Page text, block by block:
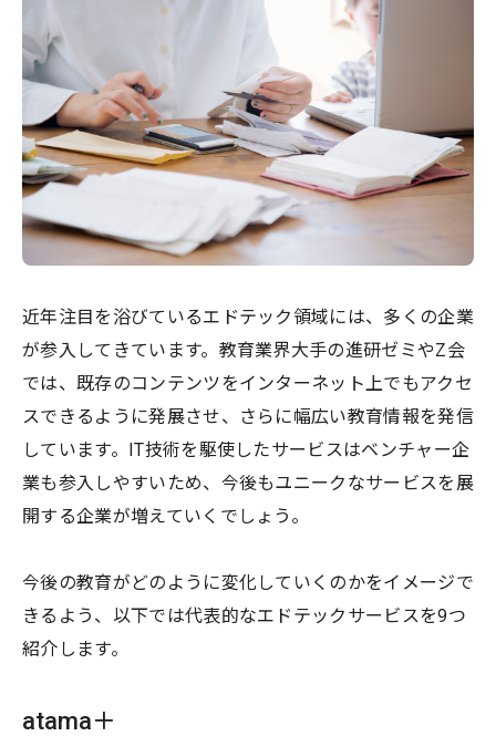
近年注目を浴びているエドテック領域には、多くの企業
が参入してきています。教育業界大手の進研ゼミやZ会
では、既存のコンテンツをインターネット上でもアクセ
スできるように発展させ、さらに幅広い教育情報を発信
しています。IT技術を駆使したサービスはベンチャー企
業も参入しやすいため、今後もユニークなサービスを展
開する企業が増えていくでしょう。
今後の教育がどのように変化していくのかをイメージで
きるよう、以下では代表的なエドテックサービスを9つ
紹介します。
atama＋